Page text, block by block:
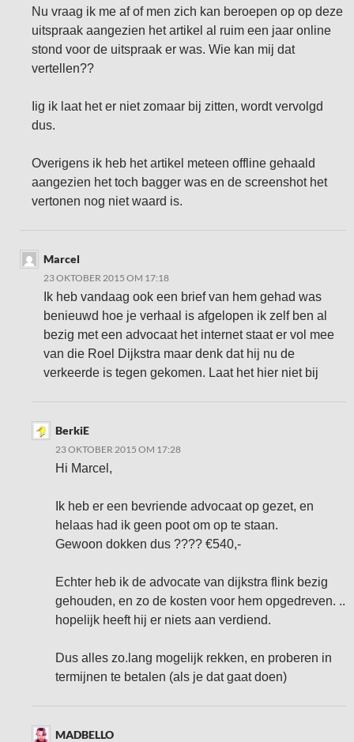
Nu vraag ik me af of men zich kan beroepen op op deze
uitspraak aangezien het artikel al ruim een jaar online
stond voor de uitspraak er was. Wie kan mij dat
vertellen??
Iig ik laat het er niet zomaar bij zitten, wordt vervolgd
dus.
Overigens ik heb het artikel meteen offline gehaald
aangezien het toch bagger was en de screenshot het
vertonen nog niet waard is.
Marcel
23 OKTOBER 2015 OM 17:18
Ik heb vandaag ook een brief van hem gehad was
benieuwd hoe je verhaal is afgelopen ik zelf ben al
bezig met een advocaat het internet staat er vol mee
van die Roel Dijkstra maar denk dat hij nu de
verkeerde is tegen gekomen. Laat het hier niet bij
BerkiE
23 OKTOBER 2015 OM 17:28
Hi Marcel,
Ik heb er een bevriende advocaat op gezet, en
helaas had ik geen poot om op te staan.
Gewoon dokken dus ???? €540,-
Echter heb ik de advocate van dijkstra flink bezig
gehouden, en zo de kosten voor hem opgedreven. ..
hopelijk heeft hij er niets aan verdiend.
Dus alles zo.lang mogelijk rekken, en proberen in
termijnen te betalen (als je dat gaat doen)
MADBELLO